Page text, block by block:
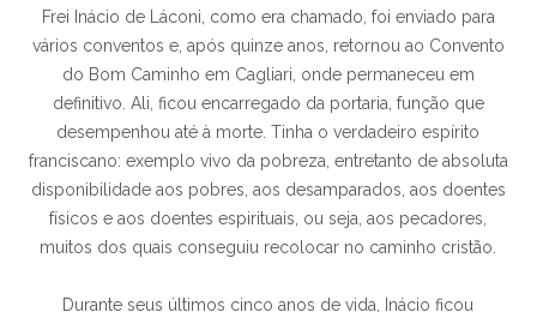
Frei Inácio de Láconi, como era chamado, foi enviado para
vários conventos e, após quinze anos, retornou ao Convento
do Bom Caminho em Cagliari, onde permaneceu em
definitivo. Ali, ficou encarregado da portaria, função que
desempenhou até à morte. Tinha o verdadeiro espírito
franciscano: exemplo vivo da pobreza, entretanto de absoluta
disponibilidade aos pobres, aos desamparados, aos doentes
físicos e aos doentes espirituais, ou seja, aos pecadores,
muitos dos quais conseguiu recolocar no caminho cristão.
Durante seus últimos cinco anos de vida, Inácio ficou